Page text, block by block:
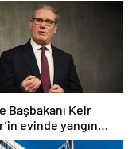
Başbakanı Keir
evinde yangın